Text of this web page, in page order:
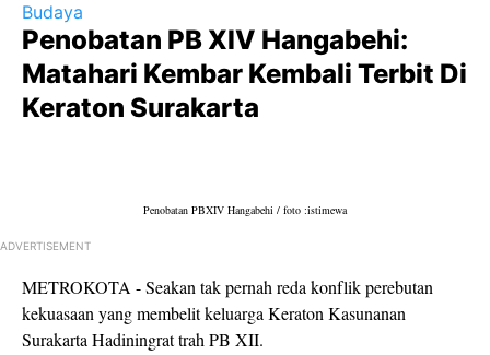
Budaya
Penobatan PB XIV Hangabehi:
Matahari Kembar Kembali Terbit Di
Keraton Surakarta
Penobatan PBXIV Hangabehi / foto :istimewa
ADVERTISEMENT
METROKOTA - Seakan tak pernah reda konflik perebutan
kekuasaan yang membelit keluarga Keraton Kasunanan
Surakarta Hadiningrat trah PB XII.